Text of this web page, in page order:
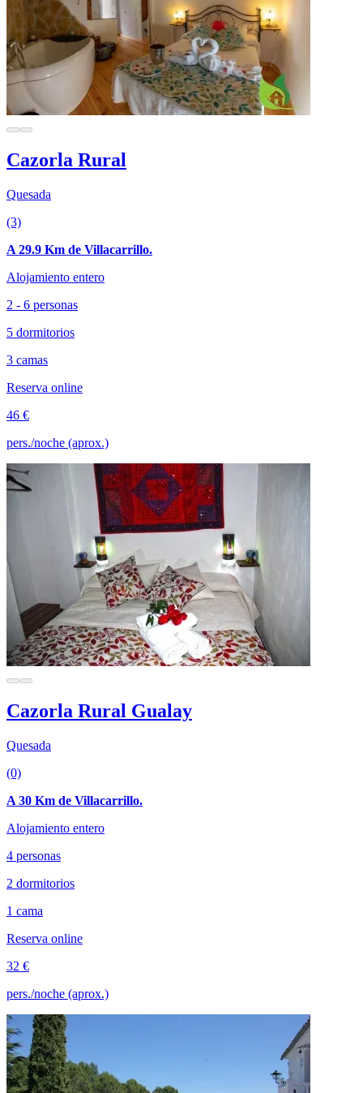
Cazorla Rural
Quesada
(3)
A 29.9 Km de Villacarrillo.
Alojamiento entero
2 - 6 personas
5 dormitorios
3 camas
Reserva online
46 €
pers./noche (aprox.)
Cazorla Rural Gualay
Quesada
(0)
A 30 Km de Villacarrillo.
Alojamiento entero
4 personas
2 dormitorios
1 cama
Reserva online
32 €
pers./noche (aprox.)